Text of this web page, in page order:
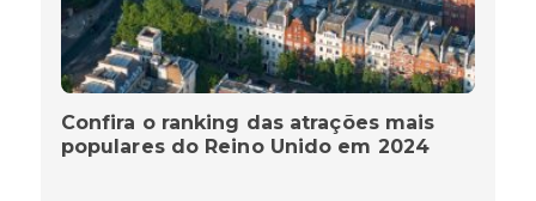
Confira o ranking das atrações mais
populares do Reino Unido em 2024